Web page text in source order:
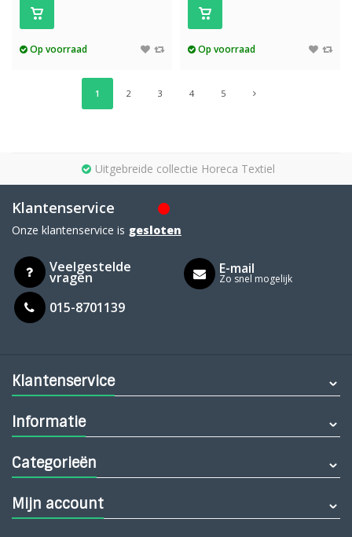
Op voorraad Op voorraad
1 2 3 4 5
Uitgebreide collectie Horeca Textiel
Klantenservice
Onze klantenservice is gesloten
Veelgestelde
vragen
015-8701139
E-mail
Zo snel mogelijk
Klantenservice
Informatie
Categorieën
Mijn account